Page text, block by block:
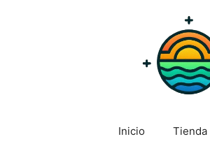
Inicio Tienda